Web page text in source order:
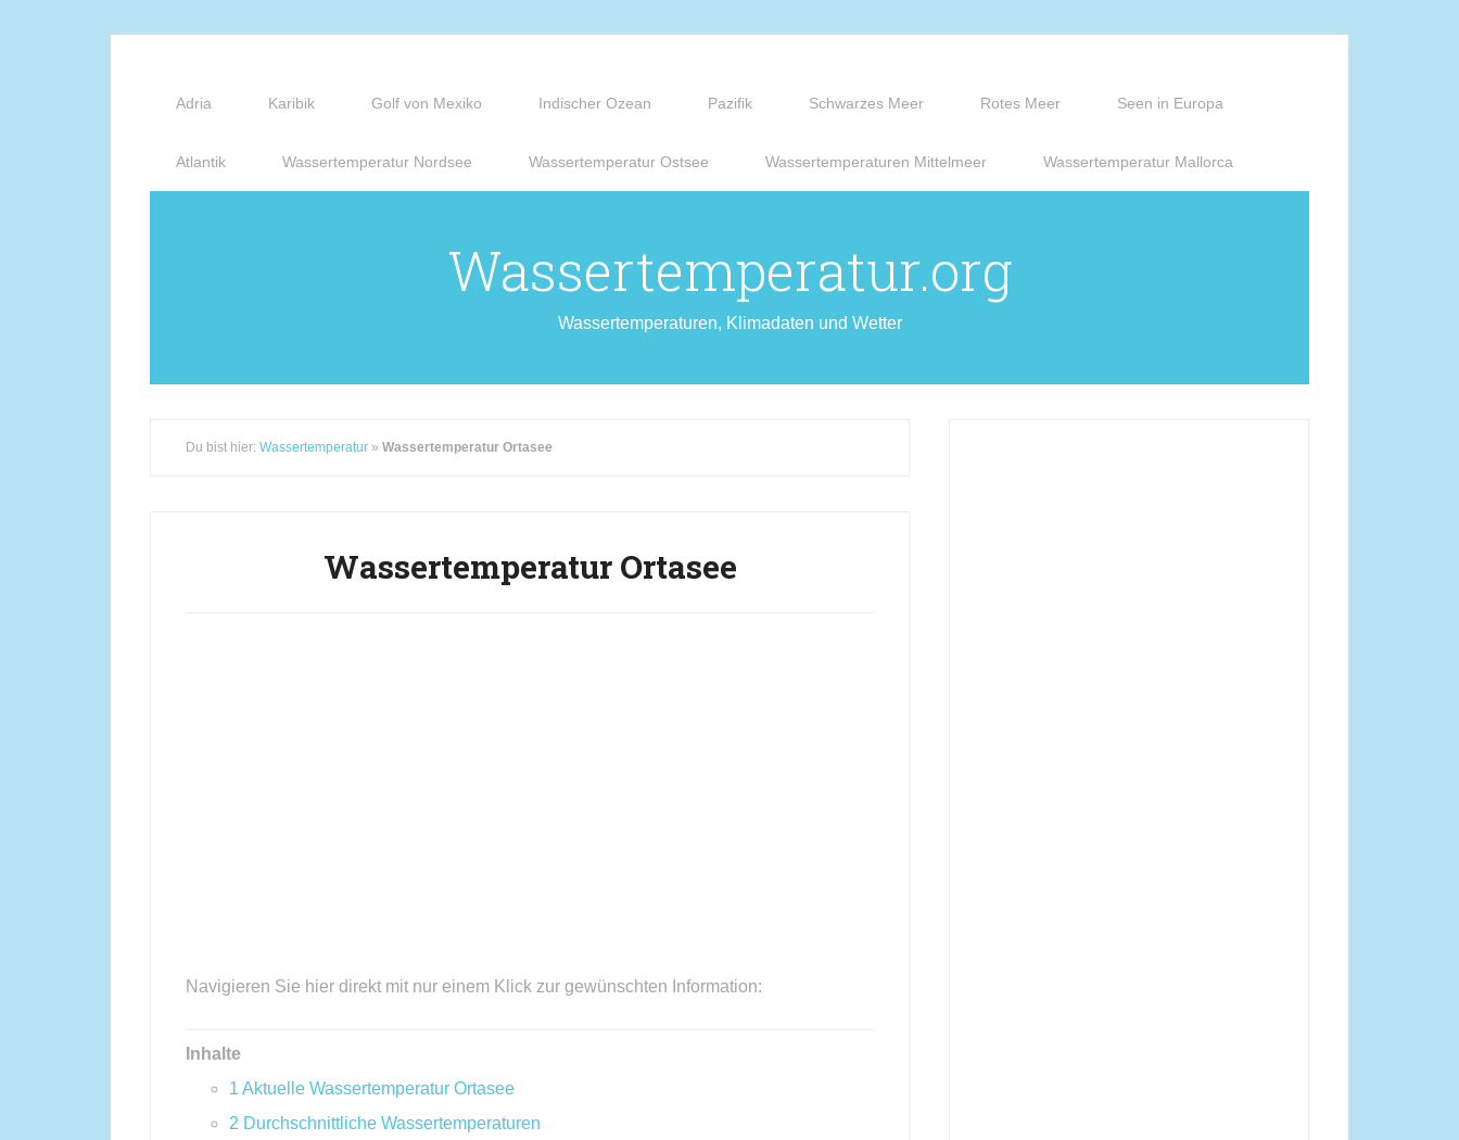
Adria Karibik Golf von Mexiko Indischer Ozean Pazifik Schwarzes Meer Rotes Meer Seen in Europa
Atlantik Wassertemperatur Nordsee Wassertemperatur Ostsee Wassertemperaturen Mittelmeer Wassertemperatur Mallorca
Wassertemperatur.org
Wassertemperaturen, Klimadaten und Wetter
Du bist hier: Wassertemperatur » Wassertemperatur Ortasee
Wassertemperatur Ortasee
Navigieren Sie hier direkt mit nur einem Klick zur gewünschten Information:
Inhalte
1 Aktuelle Wassertemperatur Ortasee
2 Durchschnittliche Wassertemperaturen